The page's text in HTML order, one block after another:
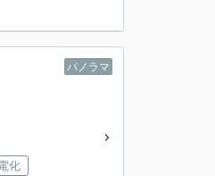
パノラマ
化